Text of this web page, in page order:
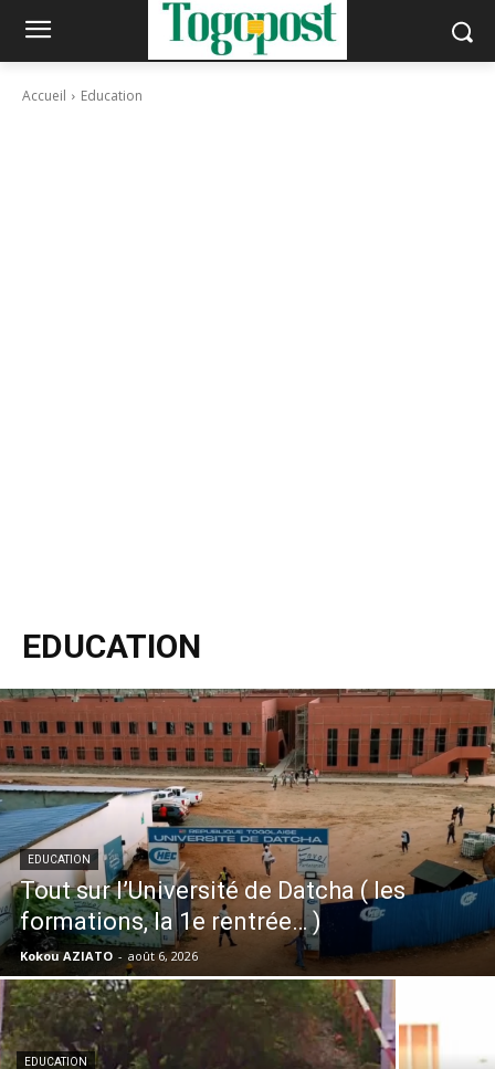
Accueil Education
EDUCATION
EDUCATION
Tout sur l’Université de Datcha ( les
formations, la 1e rentrée… )
Kokou AZIATO - août 6, 2026
EDUCATION